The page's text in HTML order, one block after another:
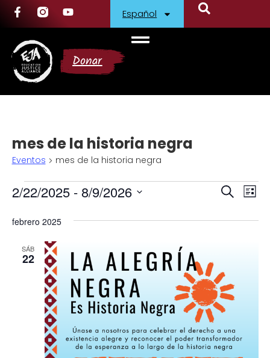
Español
Donar
mes de la historia negra
Eventos mes de la historia negra
de
vistas
de
Buscar
Lista
2/22/2025 - 8/9/2026
fecha.
febrero 2025
SÁB
22